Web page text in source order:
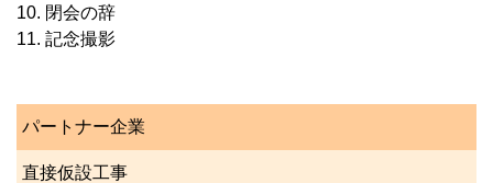
10. 閉会の辞
11. 記念撮影
パートナー企業
直接仮設工事